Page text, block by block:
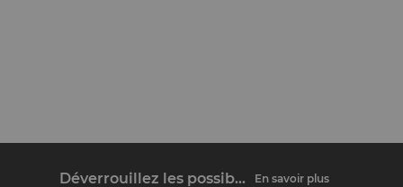
Déverrouillez les possibilités En savoir plus